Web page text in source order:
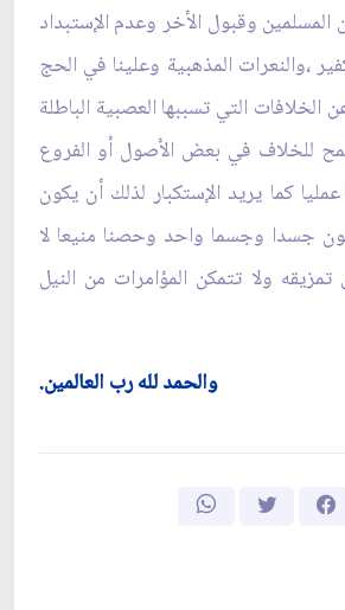
المسلمين وقبول الأخر وعدم الإستبداد
،والنعرات المذهبية وعلينا في الحج
الخلافات التي تسببها العصبية الباطلة
للخلاف في بعض الأصول أو الفروع
كما يريد الإستكبار لذلك أن يكون
جسدا وجسما واحد وحصنا منيعا لا
تمزيقه ولا تتمكن المؤامرات من النيل
والحمد لله رب العالمين.